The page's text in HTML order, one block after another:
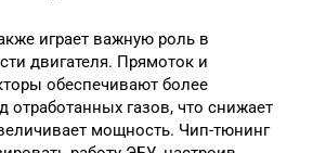
играет важную роль в
двигателя. Прямоток и
обеспечивают более
газов, что снижает
мощность. Чип-тюнинг